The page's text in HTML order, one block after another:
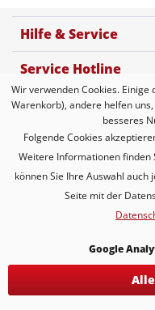
Hilfe & Service
Service Hotline
Kundenbewertung
Versandarten
* Alle Preise inkl.
Länder entnehmen
Wir verwenden Cookies.
Warenkorb), andere helfen
besseres
Folgende Cookies
Weitere Informationen finden
können Sie Ihre Auswahl auch
Seite mit der
Google